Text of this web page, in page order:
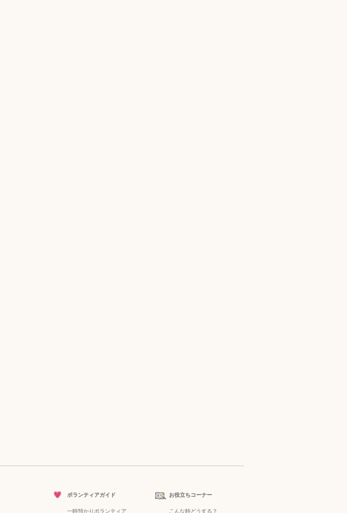
ボランティアガイド
一時預かりボランティア
お役立ちコーナー
こんな時どうする？